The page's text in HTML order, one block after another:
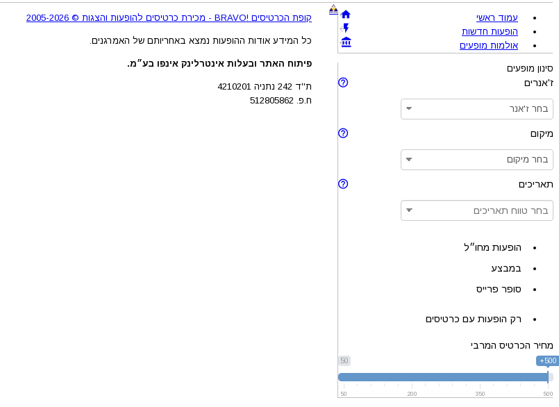
עמוד ראשי
הופעות חדשות
אולמות מופעים
סינון מופעים
ז'אנרים
מיקום
תאריכים
הופעות מחו״ל
במבצע
סופר פרייס
רק הופעות עם כרטיסים
מחיר הכרטיס המרבי
50 500+
50 200 350 500
קופת הכרטיסים !BRAVO - מכירת כרטיסים להופעות והצגות © 2005-2026
כל המידע אודות ההופעות נמצא באחריותם של האמרגנים.
פיתוח האתר ובעלות אינטרלינק אינפו בע״מ.
ת''ד 242 נתניה 4210201
ח.פ. 512805862